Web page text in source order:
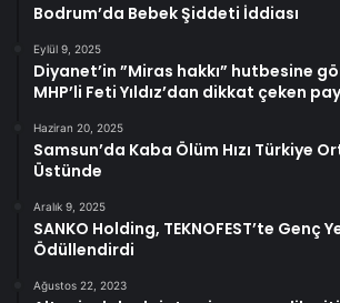
Bodrum’da Bebek Şiddeti İddiası
Eylül 9, 2025
Diyanet’in ”Miras hakkı” hutbesine
MHP’li Feti Yıldız’dan dikkat çeken
Haziran 20, 2025
Samsun’da Kaba Ölüm Hızı Türkiye
Üstünde
Aralık 9, 2025
SANKO Holding, TEKNOFEST’te Genç
Ödüllendirdi
Ağustos 22, 2023